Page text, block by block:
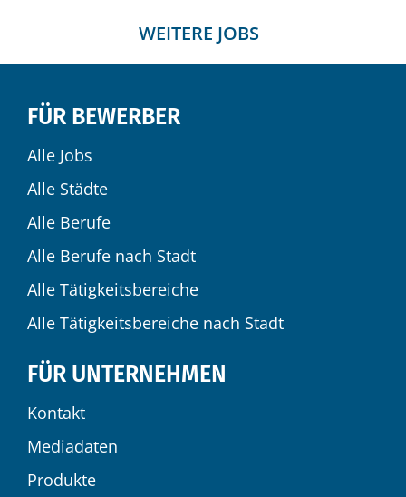
WEITERE JOBS
FÜR BEWERBER
Alle Jobs
Alle Städte
Alle Berufe
Alle Berufe nach Stadt
Alle Tätigkeitsbereiche
Alle Tätigkeitsbereiche nach Stadt
FÜR UNTERNEHMEN
Kontakt
Mediadaten
Produkte